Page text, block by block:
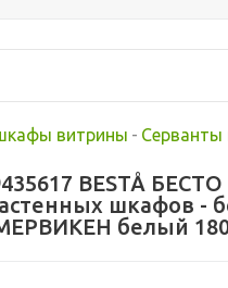
витрины - Серванты
BESTÅ
шкафов -
белый